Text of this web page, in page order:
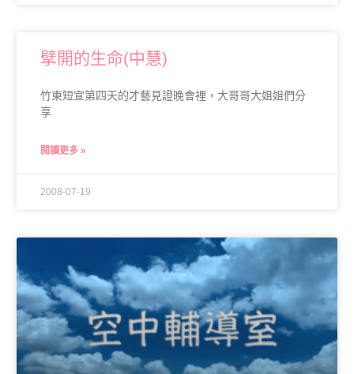
擘開的生命(中慧)
竹東短宣第四天的才藝見證晚會裡，大哥哥大姐姐們分
享
閱讀更多 »
2008-07-19